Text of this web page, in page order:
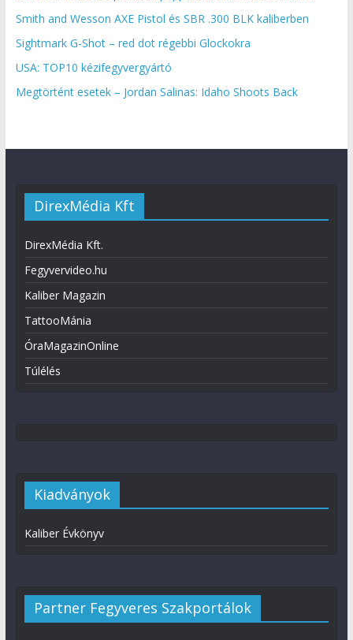
Smith and Wesson AXE Pistol és SBR .300 BLK kaliberben
Sightmark G-Shot – red dot régebbi Glockokra
USA: TOP10 kézifegyvergyártó
Megtörtént esetek – Jordan Salinas: Idaho Shoots Back
DirexMédia Kft
DirexMédia Kft.
Fegyvervideo.hu
Kaliber Magazin
TattooMánia
ÓraMagazinOnline
Túlélés
Kiadványok
Kaliber Évkönyv
Partner Fegyveres Szakportálok